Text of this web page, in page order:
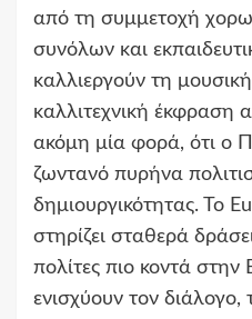
από τη συμμετοχή
συνόλων και
καλλιεργούν τη
καλλιτεχνική έκφραση
ακόμη μία φορά, ότι ο
ζωντανό πυρήνα
δημιουργικότητας. Το
στηρίζει σταθερά
πολίτες πιο κοντά
ενισχύουν τον διάλογο,